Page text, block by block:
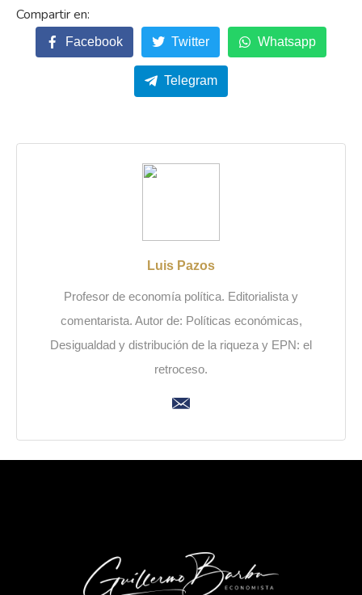
Facebook Twitter Whatsapp
Telegram
Luis Pazos
Profesor de economía política. Editorialista y
comentarista. Autor de: Políticas económicas,
Desigualdad y distribución de la riqueza y EPN: el
retroceso.